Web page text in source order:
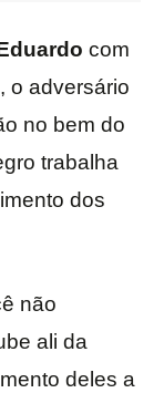
com
o adversário
no bem do
trabalha
dos
não
ali da
deles a